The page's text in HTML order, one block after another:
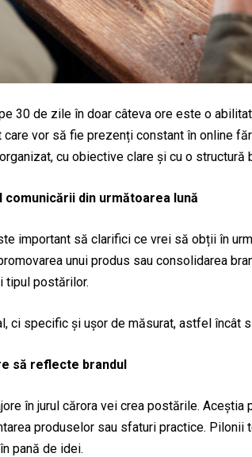
30 de zile în doar câteva ore este o
vor să fie prezenți constant în online
cu obiective clare și cu o structură
din următoarea lună
important să clarifici ce vrei să obții în
unui produs sau consolidarea
tipul postărilor.
ci specific și ușor de măsurat, astfel încât
să reflecte brandul
în jurul cărora vei crea postările. Aceștia
produselor sau sfaturi practice. Pilonii
pană de idei.